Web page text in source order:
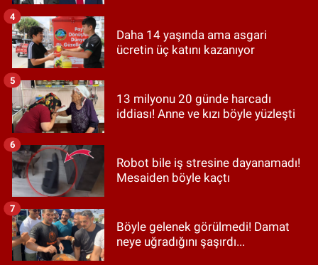
Daha 14 yaşında ama asgari
ücretin üç katını kazanıyor
4
13 milyonu 20 günde harcadı
iddiası! Anne ve kızı böyle yüzleşti
5
Robot bile iş stresine dayanamadı!
Mesaiden böyle kaçtı
6
Böyle gelenek görülmedi! Damat
neye uğradığını şaşırdı...
7